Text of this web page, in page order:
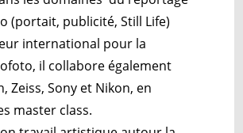
(portait, publicité, Still Life)
international pour la
il collabore également
Zeiss, Sony et Nikon, en
master class.